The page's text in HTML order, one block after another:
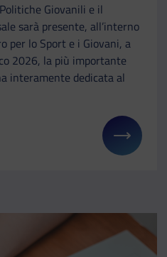
Giovanili e il
sarà presente, all’interno
per lo Sport e i Giovani, a
2026, la più importante
interamente dedicata al
maggiori dettagli su: Il